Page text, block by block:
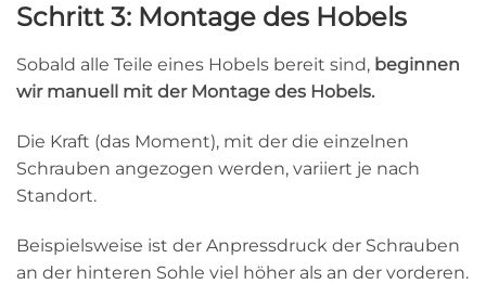
Schritt 3: Montage des Hobels
Sobald alle Teile eines Hobels bereit sind, beginnen
wir manuell mit der Montage des Hobels.
Die Kraft (das Moment), mit der die einzelnen
Schrauben angezogen werden, variiert je nach
Standort.
Beispielsweise ist der Anpressdruck der Schrauben
an der hinteren Sohle viel höher als an der vorderen.